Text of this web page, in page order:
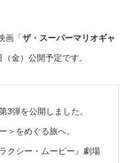
画「ザ・スーパーマリオギャ
金）公開予定です。
3弾を公開しました。
＞をめぐる旅へ。
クシー・ムービー』劇場